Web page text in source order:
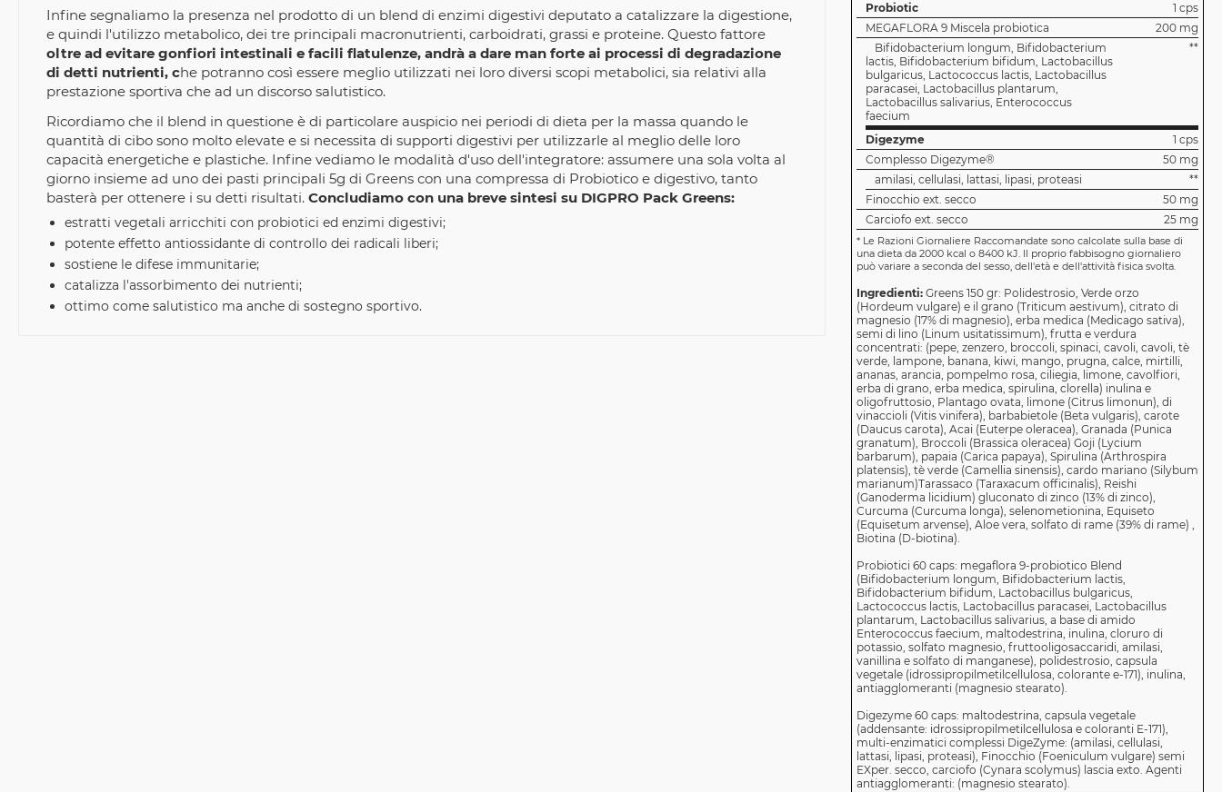
Infine segnaliamo la presenza nel prodotto di un blend di enzimi digestivi deputato a catalizzare la digestione,
e quindi l'utilizzo metabolico, dei tre principali macronutrienti, carboidrati, grassi e proteine. Questo fattore
oltre ad evitare gonfiori intestinali e facili flatulenze, andrà a dare man forte ai processi di degradazione
di detti nutrienti, che potranno così essere meglio utilizzati nei loro diversi scopi metabolici, sia relativi alla
prestazione sportiva che ad un discorso salutistico.
Ricordiamo che il blend in questione è di particolare auspicio nei periodi di dieta per la massa quando le
quantità di cibo sono molto elevate e si necessita di supporti digestivi per utilizzarle al meglio delle loro
capacità energetiche e plastiche. Infine vediamo le modalità d'uso dell'integratore: assumere una sola volta al
giorno insieme ad uno dei pasti principali 5g di Greens con una compressa di Probiotico e digestivo, tanto
basterà per ottenere i su detti risultati. Concludiamo con una breve sintesi su DIGPRO Pack Greens:
estratti vegetali arricchiti con probiotici ed enzimi digestivi;
potente effetto antiossidante di controllo dei radicali liberi;
sostiene le difese immunitarie;
catalizza l'assorbimento dei nutrienti;
ottimo come salutistico ma anche di sostegno sportivo.
Probiotic
1 cps
MEGAFLORA 9 Miscela probiotica
200 mg
Bifidobacterium longum, Bifidobacterium
lactis, Bifidobacterium bifidum, Lactobacillus
bulgaricus, Lactococcus lactis, Lactobacillus
paracasei, Lactobacillus plantarum,
Lactobacillus salivarius, Enterococcus
faecium
**
Digezyme
1 cps
Complesso Digezyme®
50 mg
amilasi, cellulasi, lattasi, lipasi, proteasi
**
Finocchio ext. secco
50 mg
Carciofo ext. secco
25 mg
*Le Razioni Giornaliere Raccomandate sono calcolate sulla base di
una dieta da 2000 kcal o 8400 kJ. Il proprio fabbisogno giornaliero
può variare a seconda del sesso, dell'età e dell'attività fisica svolta.
Ingredienti: Greens 150 gr: Polidestrosio, Verde orzo
(Hordeum vulgare) e il grano (Triticum aestivum), citrato di
magnesio (17% di magnesio), erba medica (Medicago sativa),
semi di lino (Linum usitatissimum), frutta e verdura
concentrati: (pepe, zenzero, broccoli, spinaci, cavoli, cavoli, tè
verde, lampone, banana, kiwi, mango, prugna, calce, mirtilli,
ananas, arancia, pompelmo rosa, ciliegia, limone, cavolfiori,
erba di grano, erba medica, spirulina, clorella) inulina e
oligofruttosio, Plantago ovata, limone (Citrus limonun), di
vinaccioli (Vitis vinifera), barbabietole (Beta vulgaris), carote
(Daucus carota), Acai (Euterpe oleracea), Granada (Punica
granatum), Broccoli (Brassica oleracea) Goji (Lycium
barbarum), papaia (Carica papaya), Spirulina (Arthrospira
platensis), tè verde (Camellia sinensis), cardo mariano (Silybum
marianum)Tarassaco (Taraxacum officinalis), Reishi
(Ganoderma licidium) gluconato di zinco (13% di zinco),
Curcuma (Curcuma longa), selenometionina, Equiseto
(Equisetum arvense), Aloe vera, solfato di rame (39% di rame) ,
Biotina (D-biotina).
Probiotici 60 caps: megaflora 9-probiotico Blend
(Bifidobacterium longum, Bifidobacterium lactis,
Bifidobacterium bifidum, Lactobacillus bulgaricus,
Lactococcus lactis, Lactobacillus paracasei, Lactobacillus
plantarum, Lactobacillus salivarius, a base di amido
Enterococcus faecium, maltodestrina, inulina, cloruro di
potassio, solfato magnesio, fruttooligosaccaridi, amilasi,
vanillina e solfato di manganese), polidestrosio, capsula
vegetale (idrossipropilmetilcellulosa, colorante e-171), inulina,
antiagglomeranti (magnesio stearato).
Digezyme 60 caps: maltodestrina, capsula vegetale
(addensante: idrossipropilmetilcellulosa e coloranti E-171),
multi-enzimatici complessi DigeZyme: (amilasi, cellulasi,
lattasi, lipasi, proteasi), Finocchio (Foeniculum vulgare) semi
EXper. secco, carciofo (Cynara scolymus) lascia exto. Agenti
antiagglomeranti: (magnesio stearato).